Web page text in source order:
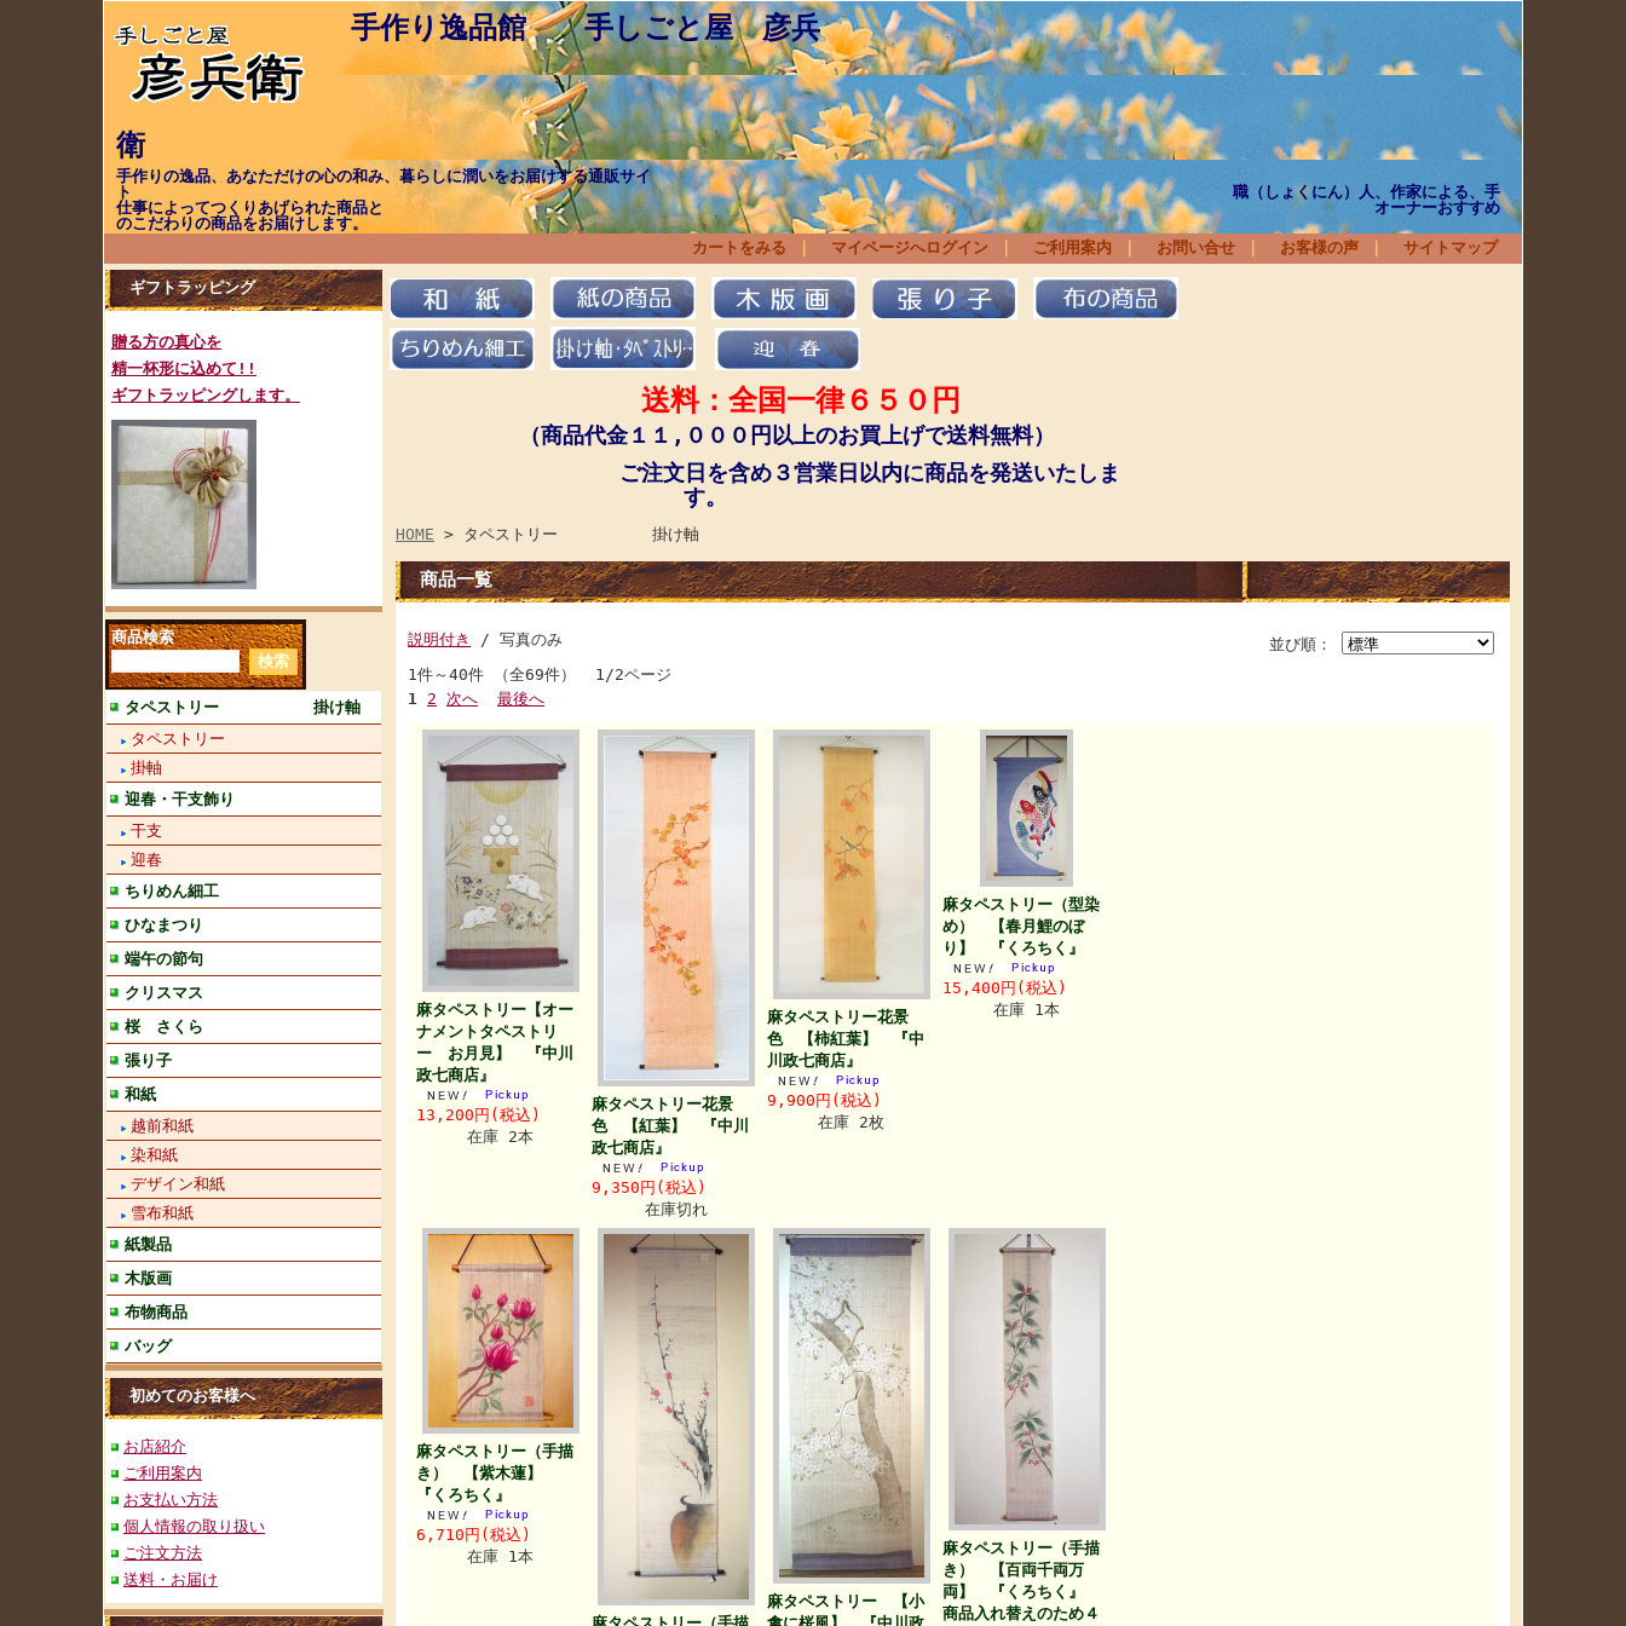
手作り逸品館 手しごと屋 彦兵
衛
手作りの逸品、あなただけの心の和み、暮らしに潤いをお届けする通販サイ
ト 職（しょくにん）人、作家による、手
仕事によってつくりあげられた商品と オーナーおすすめ
のこだわりの商品をお届けします。
カートをみる
マイページへログイン ご利用案内 お問い合せ お客様の声 サイトマップ
ギフトラッピング
贈る方の真心を
精一杯形に込めて!!
ギフトラッピングします。
商品検索
タペストリー 掛け軸
タペストリー
掛軸
迎春・干支飾り
干支
迎春
ちりめん細工
ひなまつり
端午の節句
クリスマス
桜 さくら
張り子
和紙
越前和紙
染和紙
デザイン和紙
雪布和紙
紙製品
木版画
布物商品
バッグ
初めてのお客様へ
お店紹介
ご利用案内
お支払い方法
個人情報の取り扱い
ご注文方法
送料・お届け
送料：全国一律６５０円
（商品代金１１,０００円以上のお買上げで送料無料）
ご注文日を含め３営業日以内に商品を発送いたしま
す。
HOME > タペストリー 掛け軸
商品一覧
並び順：
説明付き
/ 写真のみ
1件～40件 （全69件） 1/2ページ
1 2 次へ 最後へ
麻タペストリー【オー
ナメントタペストリ
ー お月見】 『中川
政七商店』
13,200円(税込)
在庫 2本
麻タペストリー花景
色 【紅葉】 『中川
政七商店』
9,350円(税込)
在庫切れ
麻タペストリー花景
色 【柿紅葉】 『中
川政七商店』
9,900円(税込)
在庫 2枚
麻タペストリー（型染
め） 【春月鯉のぼ
り】 『くろちく』
15,400円(税込)
在庫 1本
麻タペストリー（手描
き） 【紫木蓮】
『くろちく』
6,710円(税込)
在庫 1本
麻タペストリー 【小
麻タペストリー（手描
き） 【百両千両万
両】 『くろちく』
商品入れ替えのため４